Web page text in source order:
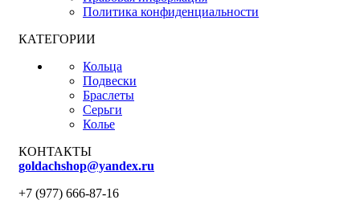
Политика конфиденциальности
КАТЕГОРИИ
Кольца
Подвески
Браслеты
Серьги
Колье
КОНТАКТЫ
goldachshop@yandex.ru
+7 (977) 666-87-16